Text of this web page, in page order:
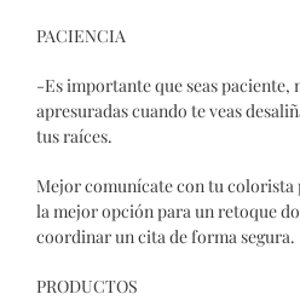
PACIENCIA
-Es importante que seas paciente,
apresuradas cuando te veas
tus raíces.
Mejor comunícate con tu colorista
la mejor opción para un retoque
coordinar un cita de forma segura.
PRODUCTOS